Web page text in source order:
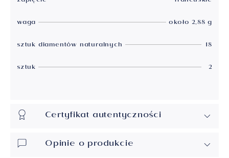
waga
około 2,88 g
sztuk diamentów naturalnych
18
sztuk
2
Certyfikat autentyczności
Opinie o produkcie